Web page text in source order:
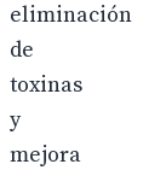
eliminación
de
toxinas
y
mejora